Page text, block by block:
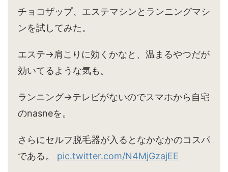
チョコザップ、エステマシンとランニングマシ
ンを試してみた。
エステ→肩こりに効くかなと、温まるやつだが
効いてるような気も。
ランニング→テレビがないのでスマホから自宅
のnasneを。
さらにセルフ脱毛器が入るとなかなかのコスパ
である。 pic.twitter.com/N4MjGzajEE